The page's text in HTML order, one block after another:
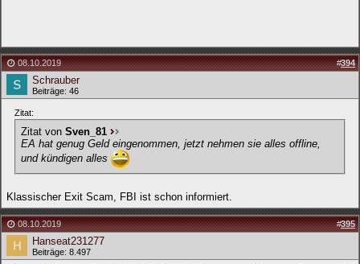
08.10.2019 #394
Schrauber
Beiträge: 46
Zitat:
Zitat von Sven_81
EA hat genug Geld eingenommen, jetzt nehmen sie alles offline,
und kündigen alles
Klassischer Exit Scam, FBI ist schon informiert.
08.10.2019 #395
Hanseat231277
Beiträge: 8.497